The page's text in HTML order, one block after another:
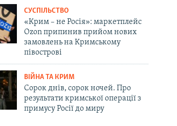
СУСПІЛЬСТВО
«Крим – не Росія»: маркетплейс
Ozon припинив прийом нових
замовлень на Кримському
півострові
ВІЙНА ТА КРИМ
Сорок днів, сорок ночей. Про
результати кримської операції з
примусу Росії до миру